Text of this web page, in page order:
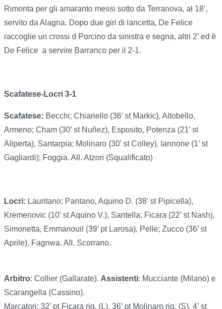
Rimonta per gli amaranto messi sotto da Terranova, al 18’,
servito da Alagna. Dopo due giri di lancetta, De Felice
raccoglie un crossi d Porcino da sinistra e segna, altri 2’ ed è
De Felice a servire Barranco per il 2-1.
Scafatese-Locri 3-1
Scafatese: Becchi; Chiariello (36’ st Markic), Altobello,
Armeno; Cham (30’ st Nuñez), Esposito, Potenza (21’ st
Aliperta), Santarpia; Molinaro (30’ st Colley), Iannone (1’ st
Gagliardi); Foggia. All. Atzori (Squalificato)
Locri: Lauritano; Pantano, Aquino D. (38’ st Pipicella),
Kremenovic (10’ st Aquino V.), Santella; Ficara (22’ st Nash),
Simonetta, Emmanouil (39’ pt Larosa), Pelle; Zucco (36’ st
Aprile), Fagnwa. All. Scorrano.
Arbitro: Collier (Gallarate). Assistenti: Mucciante (Milano) e
Scarangella (Cassino).
Marcatori: 32’ pt Ficara rig. (L), 36’ pt Molinaro rig. (S), 4’ st